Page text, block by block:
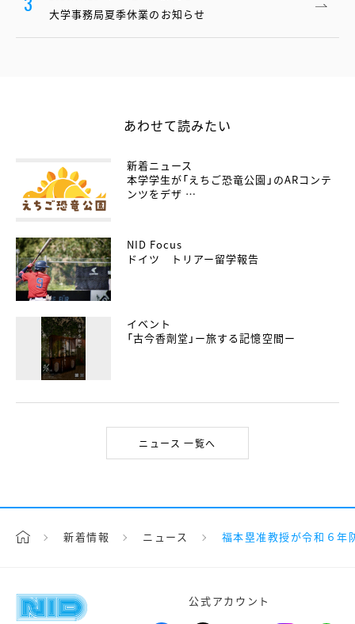
大学事務局夏季休業のお知らせ
あわせて読みたい
新着ニュース
本学学生が「えちご恐竜公園」のARコンテ
ンツをデザ …
NID Focus
ドイツ トリアー留学報告
イベント
「古今香劑堂」ー旅する記憶空間ー
ニュース 一覧へ
新着情報 ニュース 福本塁准教授が令和６年
公式アカウント